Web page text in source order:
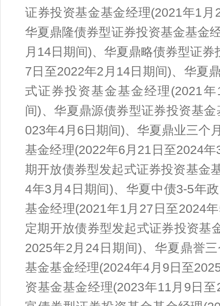
证券投资基金基金经理(2021年1
华夏鼎隆债券型证券投资基金基金
月14日期间)、华夏鼎略债券型证
7日至2022年2月14日期间)、华夏
式证券投资基金基金经理(2021
间)、华夏鼎源债券型证券投资基
023年4月6日期间)、华夏鼎业三个
基金经理(2022年6月21日至2024
期开放债券型发起式证券投资基金
4年3月4日期间)、华夏中债3-5年
基金经理(2021年1月27日至2024
定期开放债券型发起式证券投资基
2025年2月24日期间)、华夏鼎誉
基金基金经理(2024年4月9日至
资基金基金经理(2023年11月9日